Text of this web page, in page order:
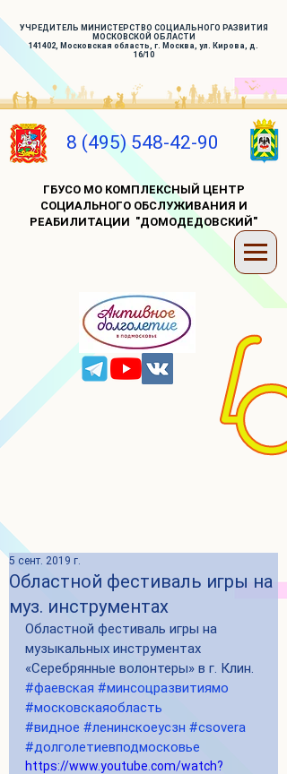
УЧРЕДИТЕЛЬ МИНИСТЕРСТВО СОЦИАЛЬНОГО РАЗВИТИЯ
МОСКОВСКОЙ ОБЛАСТИ
141402, Московская область, г. Москва, ул. Кирова, д.
16/10
8 (495) 548-42-90
ГБУСО МО КОМПЛЕКСНЫЙ ЦЕНТР
СОЦИАЛЬНОГО ОБСЛУЖИВАНИЯ И
РЕАБИЛИТАЦИИ "ДОМОДЕДОВСКИЙ"
Областной фестиваль игры на
муз. инструментах
5 сент. 2019 г.
Областной фестиваль игры на
музыкальных инструментах
«Серебрянные волонтеры» в г. Клин.
#фаевская #минсоцразвитиямо
#московскаяобласть
#видное #ленинскоеусзн #csovera
#долголетиевподмосковье
https://www.youtube.com/watch?